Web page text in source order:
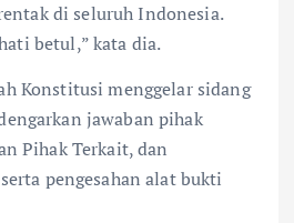
di seluruh Indonesia.
betul,” kata dia.
Konstitusi menggelar sidang
jawaban pihak
Pihak Terkait, dan
pengesahan alat bukti